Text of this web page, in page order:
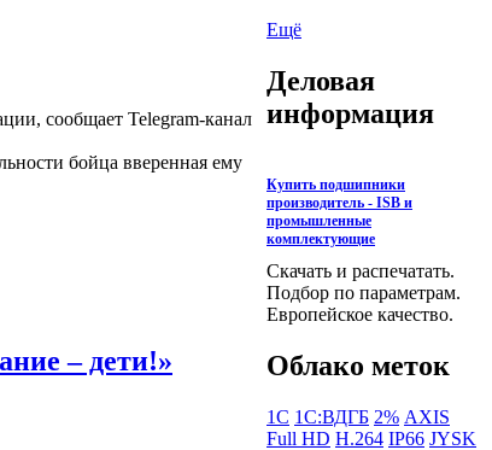
сообщает Telegram-канал
бойца вверенная ему
– дети!»
Ещё
Деловая
информация
Купить подшипники
производитель - ISB и
промышленные
комплектующие
Скачать и распечатать.
Подбор по параметрам.
Европейское качество.
Облако меток
1С 1С:ВДГБ 2% AXIS
Full HD H.264 IP66 JYSK